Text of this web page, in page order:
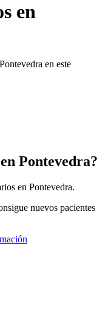
en
en este
en Pontevedra?
en Pontevedra.
nuevos pacientes